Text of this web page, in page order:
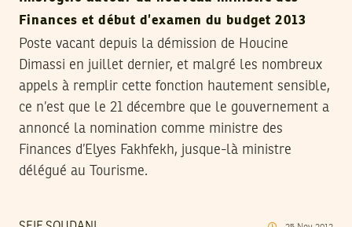
Finances et début d’examen du budget 2013
Poste vacant depuis la démission de Houcine
Dimassi en juillet dernier, et malgré les nombreux
appels à remplir cette fonction hautement sensible,
ce n’est que le 21 décembre que le gouvernement a
annoncé la nomination comme ministre des
Finances d’Elyes Fakhfekh, jusque-là ministre
délégué au Tourisme.